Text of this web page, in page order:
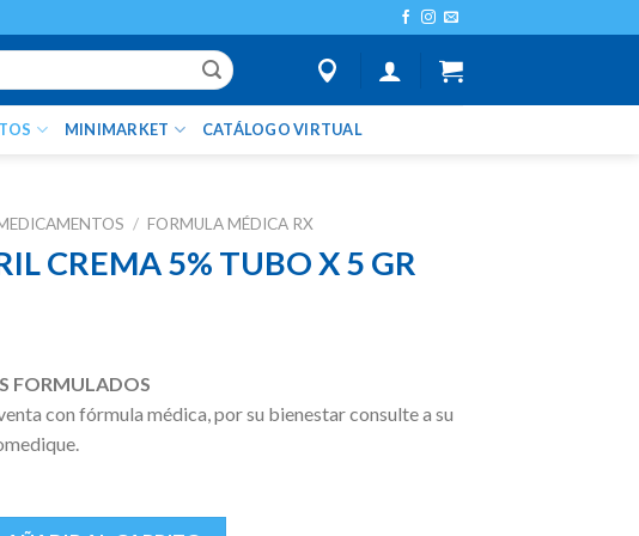
MINIMARKET CATÁLOGO VIRTUAL
/ FORMULA MÉDICA RX
CREMA 5% TUBO X 5 GR
FORMULADOS
con fórmula médica, por su bienestar consulte a su
5% TUBO X 5 GR cantidad